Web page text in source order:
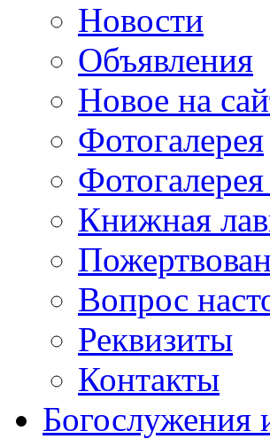
Новости
Объявления
Новое на
Фотогалерея
Книжная
Вопрос
Реквизиты
Контакты
Богослужения